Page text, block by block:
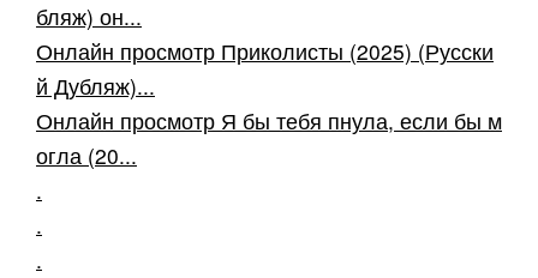
бляж) он...
Онлайн просмотр Приколисты (2025) (Русски
й Дубляж)...
Онлайн просмотр Я бы тебя пнула, если бы м
огла (20...
.
.
.